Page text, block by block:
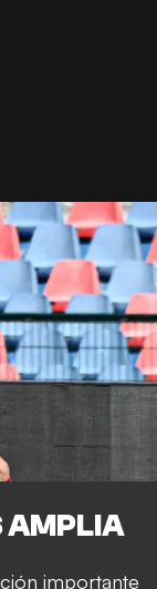
AMPLIA
importante